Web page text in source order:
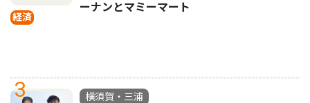
経済
ーナンとマミーマート
3
横須賀・三浦